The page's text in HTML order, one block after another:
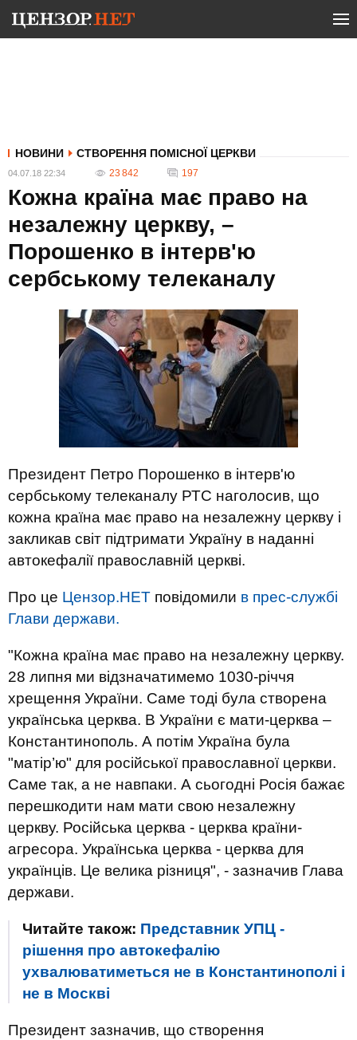
НОВИНИ СТВОРЕННЯ ПОМІСНОЇ ЦЕРКВИ
04.07.18 22:34 23 842 197
Кожна країна має право на
незалежну церкву, –
Порошенко в інтерв'ю
сербському телеканалу
Президент Петро Порошенко в інтерв'ю
сербському телеканалу РТС наголосив, що
кожна країна має право на незалежну церкву і
закликав світ підтримати Україну в наданні
автокефалії православній церкві.
Про це Цензор.НЕТ повідомили в прес-службі
Глави держави.
"Кожна країна має право на незалежну церкву.
28 липня ми відзначатимемо 1030-річчя
хрещення України. Саме тоді була створена
українська церква. В України є мати-церква –
Константинополь. А потім Україна була
"матір’ю" для російської православної церкви.
Саме так, а не навпаки. А сьогодні Росія бажає
перешкодити нам мати свою незалежну
церкву. Російська церква - церква країни-
агресора. Українська церква - церква для
українців. Це велика різниця", - зазначив Глава
держави.
Читайте також: Представник УПЦ -
рішення про автокефалію
ухвалюватиметься не в Константинополі і
не в Москві
Президент зазначив, що створення